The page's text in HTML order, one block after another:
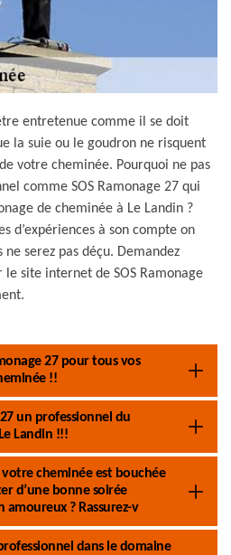
entretenue comme il se doit
la suie ou le goudron ne risquent
votre cheminée. Pourquoi ne pas
comme SOS Ramonage 27 qui
de cheminée à Le Landin ?
d’expériences à son compte on
ne serez pas déçu. Demandez
site internet de SOS Ramonage
27 pour tous vos
!!
un professionnel du
Landin !!!
cheminée est bouchée
d’une bonne soirée
? Rassurez-v
dans le domaine